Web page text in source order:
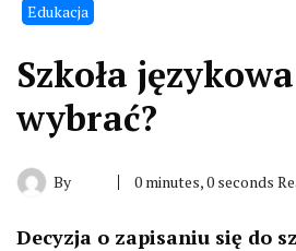
Edukacja
Szkoła
wybrać?
By 0 minutes, 0 seconds
Decyzja o zapisaniu się do